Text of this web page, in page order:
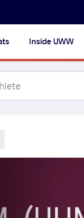
Inside UWW